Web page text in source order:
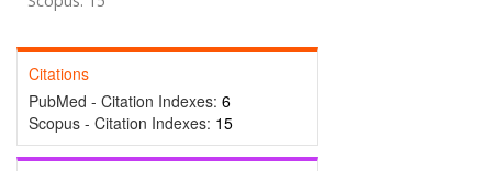
Citations
PubMed - Citation Indexes: 6
Scopus - Citation Indexes: 15